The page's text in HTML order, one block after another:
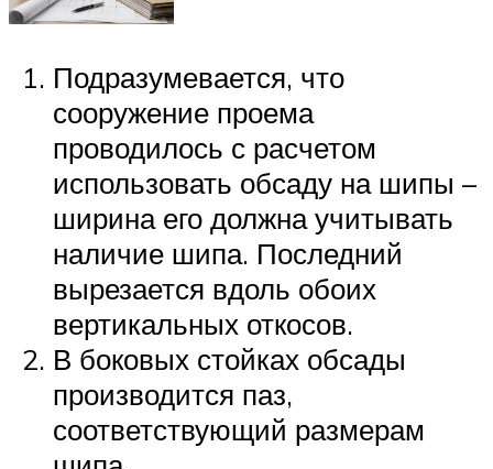
Подразумевается, что
сооружение проема
проводилось с расчетом
использовать обсаду на шипы –
ширина его должна учитывать
наличие шипа. Последний
вырезается вдоль обоих
вертикальных откосов.
В боковых стойках обсады
производится паз,
соответствующий размерам